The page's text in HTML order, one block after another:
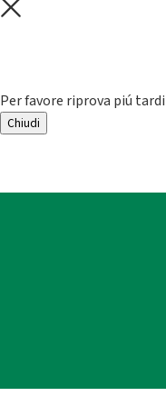
Per favore riprova piú tardi
Chiudi